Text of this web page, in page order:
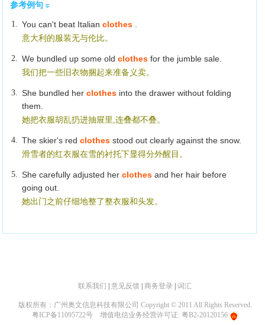
参考例句
1. You can't beat Italian clothes
意大利的服装无与伦比。
2. We bundled up some old clothesfor the jumble sale.
我们把一些旧衣物捆起来准备义卖。
3. She bundled her clothes into the drawer without folding
them.
她把衣服胡乱扔进抽屉里,连叠都不叠。
4. The skier's red clothesstood out clearly against the snow.
滑雪者的红衣服在雪的衬托下显得分外醒目。
5. She carefully adjusted her clothesand her hair before
going out.
她出门之前仔细地整了整衣服和头发。
联系我们 |意见反馈 |商务登录 |词汇
版权所有：广州奥文信息科技有限公司 Copyright © 2011 All Rights Reserved.
粤ICP备11095722号
增值电信业务经营许可证: 粤B2-20120156